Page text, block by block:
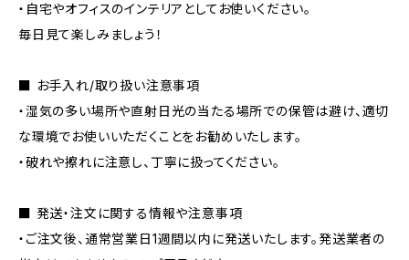
・自宅やオフィスのインテリアとしてお使いください。
毎日見て楽しみましょう！
■ お手入れ/取り扱い注意事項
・湿気の多い場所や直射日光の当たる場所での保管は避け、適切
な環境でお使いいただくことをお勧めいたします。
・破れや擦れに注意し、丁寧に扱ってください。
■ 発送・注文に関する情報や注意事項
・ご注文後、通常営業日1週間以内に発送いたします。発送業者の